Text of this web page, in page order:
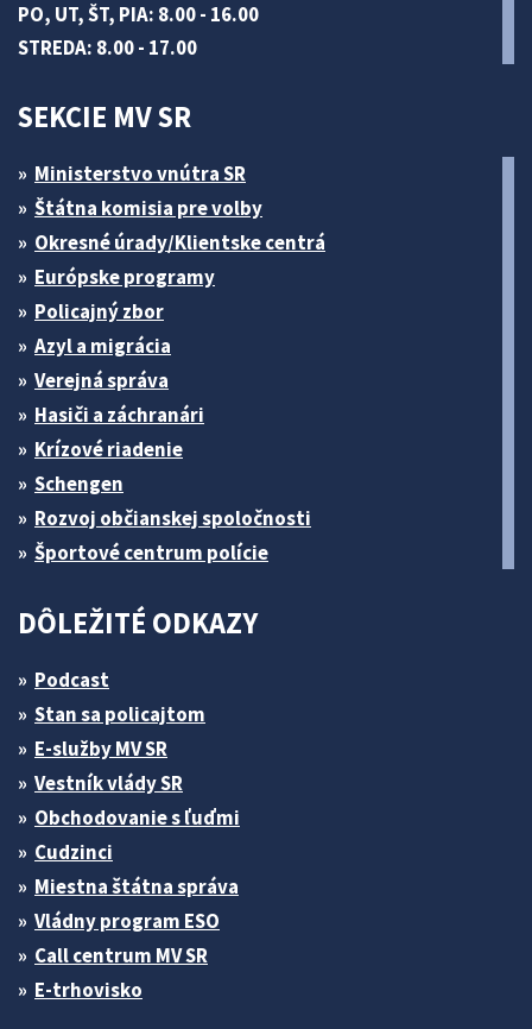
PO, UT, ŠT, PIA: 8.00 - 16.00
STREDA: 8.00 - 17.00
SEKCIE MV SR
Ministerstvo vnútra SR
Štátna komisia pre volby
Okresné úrady/Klientske centrá
Európske programy
Policajný zbor
Azyl a migrácia
Verejná správa
Hasiči a záchranári
Krízové riadenie
Schengen
Rozvoj občianskej spoločnosti
Športové centrum polície
DÔLEŽITÉ ODKAZY
Podcast
Stan sa policajtom
E-služby MV SR
Vestník vlády SR
Obchodovanie s ľuďmi
Cudzinci
Miestna štátna správa
Vládny program ESO
Call centrum MV SR
E-trhovisko